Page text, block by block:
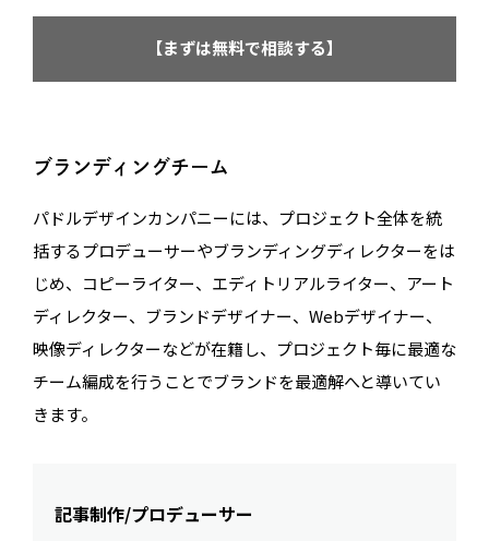
【まずは無料で相談する】
ブランディングチーム
パドルデザインカンパニーには、プロジェクト全体を統
括するプロデューサーやブランディングディレクターをは
じめ、コピーライター、エディトリアルライター、アート
ディレクター、ブランドデザイナー、Webデザイナー、
映像ディレクターなどが在籍し、プロジェクト毎に最適な
チーム編成を行うことでブランドを最適解へと導いてい
きます。
記事制作/プロデューサー